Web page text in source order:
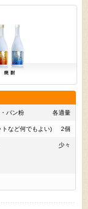
パン粉 各適量
トなど何でもよい) 2個
少々